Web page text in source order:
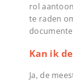
rol
te raden
Kan ik
Ja, de